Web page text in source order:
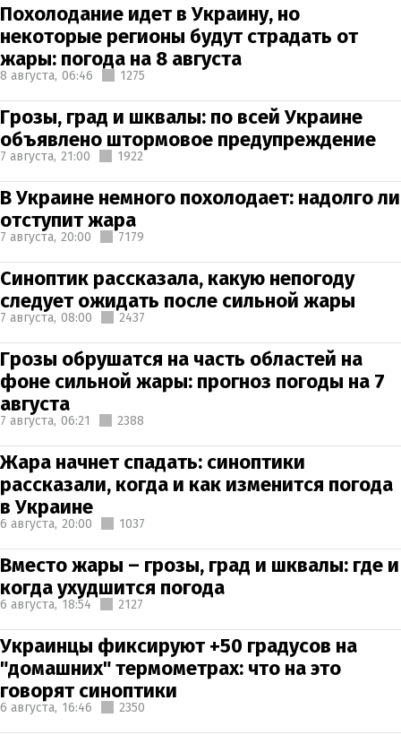
Похолодание идет в Украину, но
некоторые регионы будут страдать от
жары: погода на 8 августа
8 августа, 06:46 1275
Грозы, град и шквалы: по всей Украине
объявлено штормовое предупреждение
7 августа, 21:00 1922
В Украине немного похолодает: надолго ли
отступит жара
7 августа, 20:00 7179
Синоптик рассказала, какую непогоду
следует ожидать после сильной жары
7 августа, 08:00 2437
Грозы обрушатся на часть областей на
фоне сильной жары: прогноз погоды на 7
августа
7 августа, 06:21 2388
Жара начнет спадать: синоптики
рассказали, когда и как изменится погода
в Украине
6 августа, 20:00 1037
Вместо жары – грозы, град и шквалы: где и
когда ухудшится погода
6 августа, 18:54 2127
Украинцы фиксируют +50 градусов на
"домашних" термометрах: что на это
говорят синоптики
6 августа, 16:46 2350